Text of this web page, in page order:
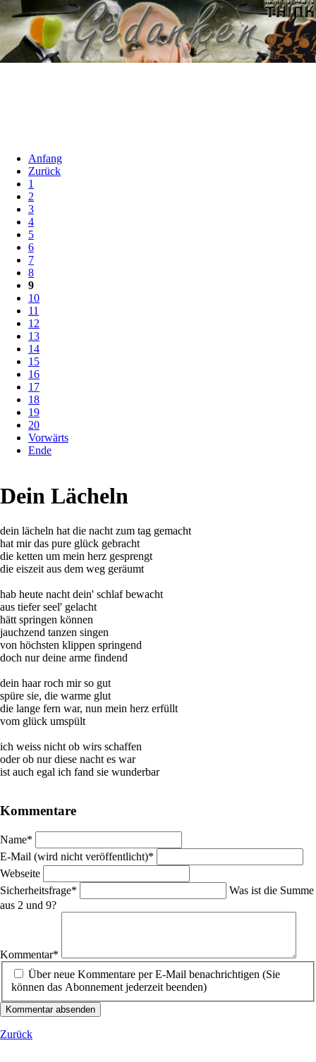
Anfang
Zurück
1
2
3
4
5
6
7
8
9
10
11
12
13
14
15
16
17
18
19
20
Vorwärts
Ende
Dein Lächeln
dein lächeln hat die nacht zum tag gemacht
hat mir das pure glück gebracht
die ketten um mein herz gesprengt
die eiszeit aus dem weg geräumt
hab heute nacht dein' schlaf bewacht
aus tiefer seel' gelacht
hätt springen können
jauchzend tanzen singen
von höchsten klippen springend
doch nur deine arme findend
dein haar roch mir so gut
spüre sie, die warme glut
die lange fern war, nun mein herz erfüllt
vom glück umspült
ich weiss nicht ob wirs schaffen
oder ob nur diese nacht es war
ist auch egal ich fand sie wunderbar
Kommentare
Pflichtfeld
Name*
Pflichtfeld
E-Mail (wird nicht veröffentlicht)*
Webseite
Pflichtfeld
Sicherheitsfrage*
Was ist die Summe
aus 2 und 9?
Kommentar*
Über neue Kommentare per E-Mail benachrichtigen (Sie
können das Abonnement jederzeit beenden)
Kommentar absenden
Zurück